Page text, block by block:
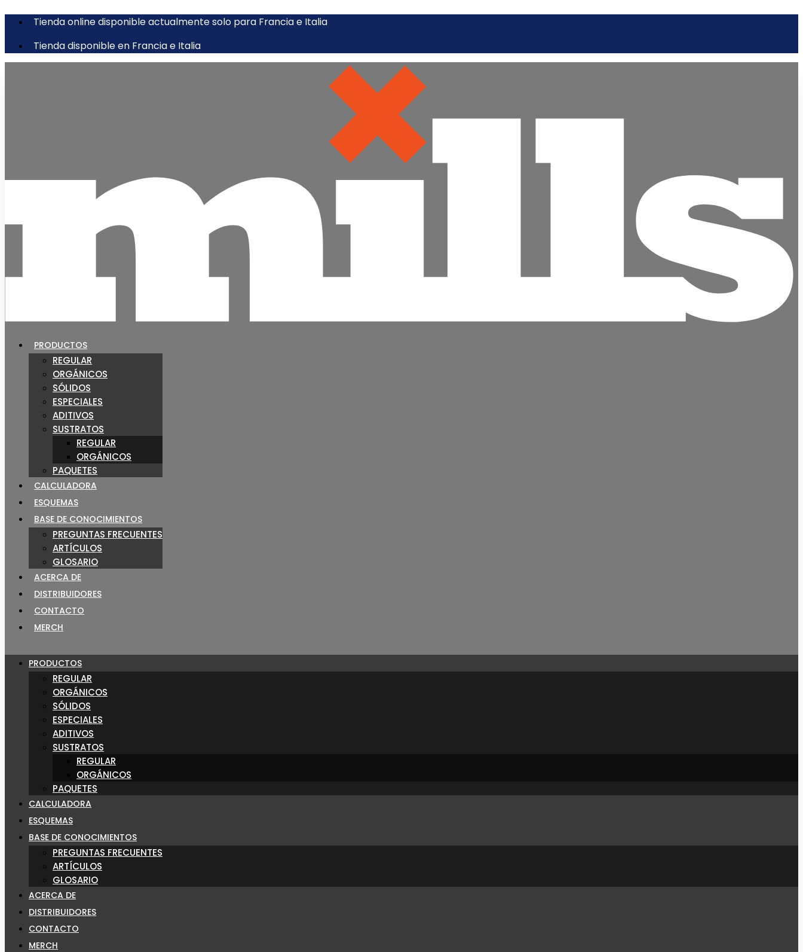
Tienda online disponible actualmente solo para Francia e Italia
Tienda disponible en Francia e Italia
PRODUCTOS
REGULAR
ORGÁNICOS
SÓLIDOS
ESPECIALES
ADITIVOS
SUSTRATOS
REGULAR
ORGÁNICOS
PAQUETES
CALCULADORA
ESQUEMAS
BASE DE CONOCIMIENTOS
PREGUNTAS FRECUENTES
ARTÍCULOS
GLOSARIO
ACERCA DE
DISTRIBUIDORES
CONTACTO
MERCH
PRODUCTOS
REGULAR
ORGÁNICOS
SÓLIDOS
ESPECIALES
ADITIVOS
SUSTRATOS
REGULAR
ORGÁNICOS
PAQUETES
CALCULADORA
ESQUEMAS
BASE DE CONOCIMIENTOS
PREGUNTAS FRECUENTES
ARTÍCULOS
GLOSARIO
ACERCA DE
DISTRIBUIDORES
CONTACTO
MERCH